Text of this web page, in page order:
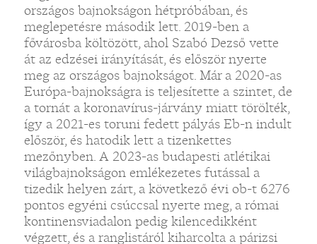
országos bajnokságon hétpróbában, és
meglepetésre második lett. 2019-ben a
fővárosba költözött, ahol Szabó Dezső vette
át az edzései irányítását, és először nyerte
meg az országos bajnokságot. Már a 2020-as
Európa-bajnokságra is teljesítette a szintet, de
a tornát a koronavírus-járvány miatt törölték,
így a 2021-es toruni fedett pályás Eb-n indult
először, és hatodik lett a tizenkettes
mezőnyben. A 2023-as budapesti atlétikai
világbajnokságon emlékezetes futással a
tizedik helyen zárt, a következő évi ob-t 6276
pontos egyéni csúccsal nyerte meg, a római
kontinensviadalon pedig kilencedikként
végzett, és a ranglistáról kiharcolta a párizsi